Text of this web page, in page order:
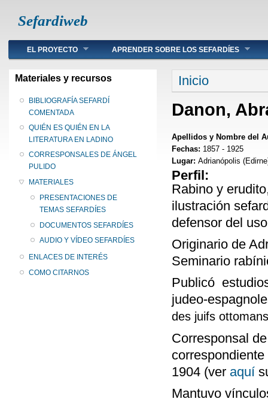
Sefardiweb
Main menu
EL PROYECTO APRENDER SOBRE LOS SEFARDÍES
Materiales y recursos
BIBLIOGRAFÍA SEFARDÍ
COMENTADA
QUIÉN ES QUIÉN EN LA
LITERATURA EN LADINO
CORRESPONSALES DE ÁNGEL
PULIDO
MATERIALES
PRESENTACIONES DE
TEMAS SEFARDÍES
DOCUMENTOS SEFARDÍES
AUDIO Y VÍDEO SEFARDÍES
ENLACES DE INTERÉS
COMO CITARNOS
Se encuentra
Inicio
Danon,
Apellidos y Nombre del
Fechas: 1857 - 1925
Lugar: Adrianópolis
Perfil:
Rabino y
ilustración
defensor del
Originario de
Seminario
Publicó
judeo-
des juifs
Corresponsal
1904 (ver aquí
Mantuvo